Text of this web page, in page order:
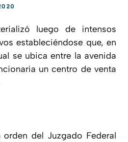
luego de intensos
estableciéndose que, en
se ubica entre la avenida
un centro de venta
del Juzgado Federal